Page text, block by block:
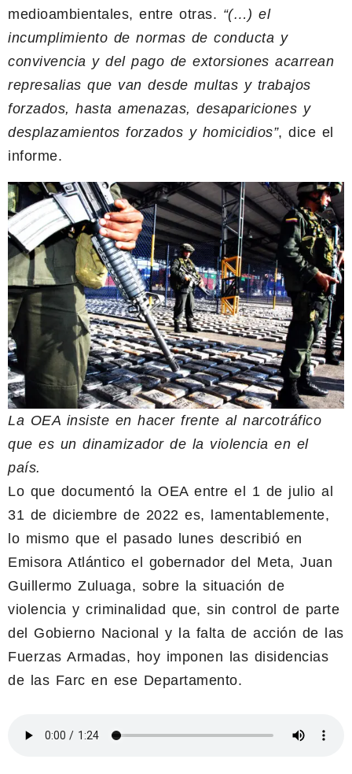
medioambientales, entre otras. “(…) el
incumplimiento de normas de conducta y
convivencia y del pago de extorsiones acarrean
represalias que van desde multas y trabajos
forzados, hasta amenazas, desapariciones y
desplazamientos forzados y homicidios”, dice el
informe.
La OEA insiste en hacer frente al narcotráfico
que es un dinamizador de la violencia en el
país.
Lo que documentó la OEA entre el 1 de julio al
31 de diciembre de 2022 es, lamentablemente,
lo mismo que el pasado lunes describió en
Emisora Atlántico el gobernador del Meta, Juan
Guillermo Zuluaga, sobre la situación de
violencia y criminalidad que, sin control de parte
del Gobierno Nacional y la falta de acción de las
Fuerzas Armadas, hoy imponen las disidencias
de las Farc en ese Departamento.